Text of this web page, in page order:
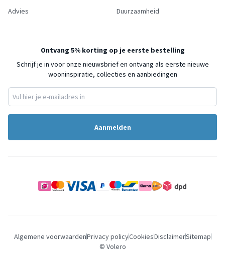
Advies Duurzaamheid
Ontvang 5% korting op je eerste bestelling
Schrijf je in voor onze nieuwsbrief en ontvang als eerste nieuwe
wooninspiratie, collecties en aanbiedingen
Aanmelden
Algemene voorwaardenPrivacy policyCookiesDisclaimerSitemap
© Volero